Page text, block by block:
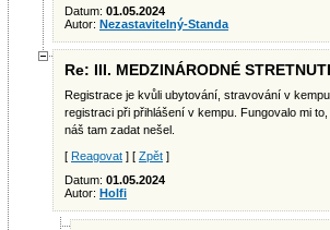
Datum: 01.05.2024
Autor: Nezastavitelný-Standa
Re: III. MEDZINÁRODNÉ
Registrace je kvůli ubytování, stravování v
registraci při přihlášení v kempu. Fungovalo mi
náš tam zadat nešel.
[ Reagovat ] [ Zpět ]
Datum: 01.05.2024
Autor: Holfi